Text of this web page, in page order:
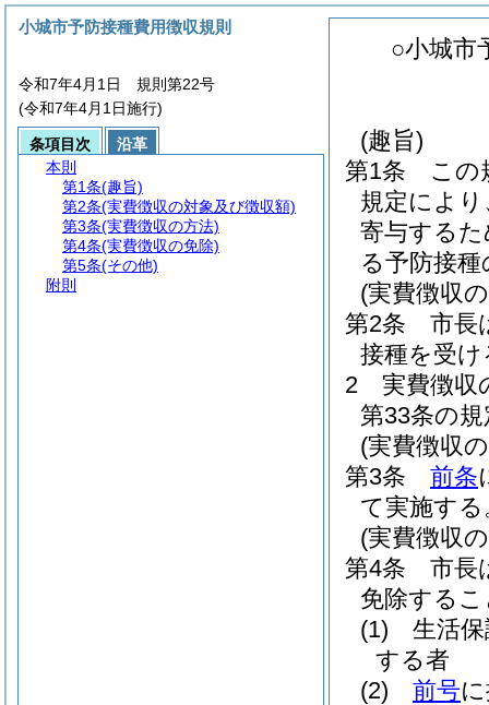
○小城市
(趣旨)
第1条
この
規定によ
寄与する
る予防接
(実費徴収
第2条
市長
接種を受
2
実費徴収
第33条の
(実費徴収
第3条
前条
て実施する
(実費徴収
第4条
市長
免除する
(1)
生活
する者
(2)
前号
小城市予防接種費用徴収規則
令和7年4月1日 規則第22号
(令和7年4月1日施行)
条項目次
沿革
本則
第1条(趣旨)
第2条(実費徴収の対象及び徴収額)
第3条(実費徴収の方法)
第4条(実費徴収の免除)
第5条(その他)
附則